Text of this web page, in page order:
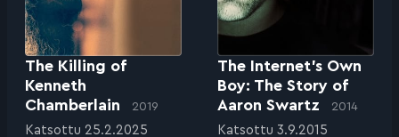
The Killing of
Kenneth
Chamberlain
2019
Katsottu 25.2.2025
The Internet’s Own
Boy: The Story of
Aaron Swartz
2014
Katsottu 3.9.2015